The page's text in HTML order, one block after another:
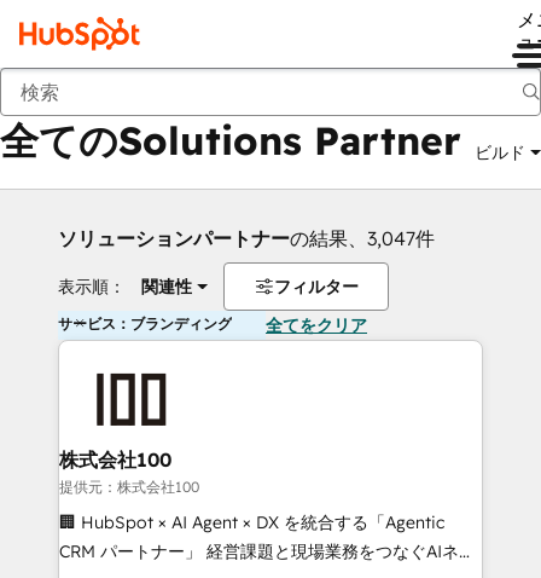
ュ
戻る
全てのSolutions Partner ビルド
ソリューションパートナーの結果、3,047件
表示順： 関連性 フィルター
サービス：ブランディング 全てをクリア
株式会社100
提供元：株式会社100
🏢 HubSpot × AI Agent × DX を統合する「Agentic
CRM パートナー」 経営課題と現場業務をつなぐAIネイ